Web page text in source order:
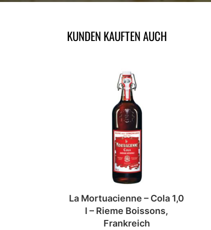
KUNDEN KAUFTEN AUCH
La Mortuacienne – Cola 1,0
l – Rieme Boissons,
Frankreich